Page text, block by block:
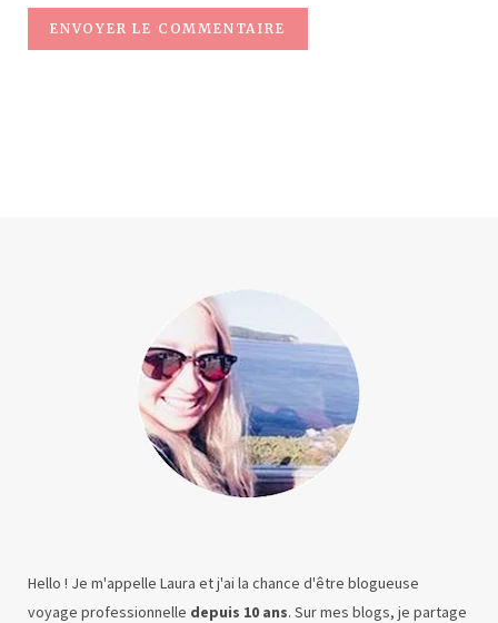
Hello ! Je m'appelle Laura et j'ai la chance d'être blogueuse
voyage professionnelle depuis 10 ans. Sur mes blogs, je partage